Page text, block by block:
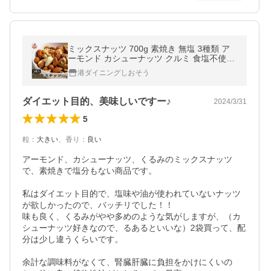
ミックスナッツ 700g 素焼き 無塩 3種類 ア
ーモンド カシューナッツ クルミ 食塩不使用
ナッツ お中元 御中元 爆買
港ダイニングしおそう
ダイエット目的、美味しいですー♪ 2024/3/31
5
粒 ： 大きい、 香り ： 良い
アーモンド、カシューナッツ、くるみのミックスナッツ
で、素焼きで塩分もない商品です。
私はダイエット目的で、塩味や油が使われていないナッツ
が欲しかったので、バッチリでした！！
味も良く、くるみがやや多めのような気がしますが、（カ
シューナッツ好きなので、るあるといいな）2袋買って、配
分は少し違うくらいです。
余計な調味料がなくて、腎臓肝臓に負担をかけにくいの